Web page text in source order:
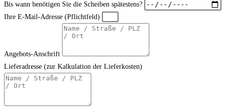
Bis wann benötigen Sie die Scheiben spätestens?
Ihre E-Mail-Adresse (Pflichtfeld)
Angebots-Anschrift
Lieferadresse (zur Kalkulation der Lieferkosten)